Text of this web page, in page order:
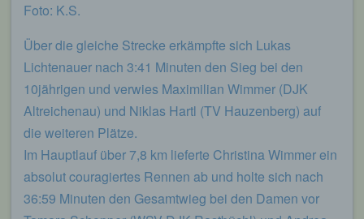
Foto: K.S.
Über die gleiche Strecke erkämpfte sich Lukas
Lichtenauer nach 3:41 Minuten den Sieg bei den
10jährigen und verwies Maximilian Wimmer (DJK
Altreichenau) und Niklas Hartl (TV Hauzenberg) auf
die weiteren Plätze.
Im Hauptlauf über 7,8 km lieferte Christina Wimmer ein
absolut couragiertes Rennen ab und holte sich nach
36:59 Minuten den Gesamtwieg bei den Damen vor